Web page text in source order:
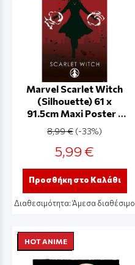
Marvel Scarlet Witch
(Silhouette) 61 x
91.5cm Maxi Poster -
PP35121
8,99 € (-33%)
5,99 €
Προσθήκη στο Καλάθι
Διαθεσιμότητα:Άμεσα διαθέσιμο
HOT ANIME